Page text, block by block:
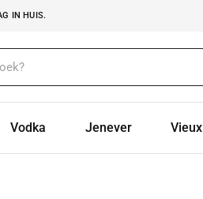
IN HUIS.
Vodka Jenever Vieux